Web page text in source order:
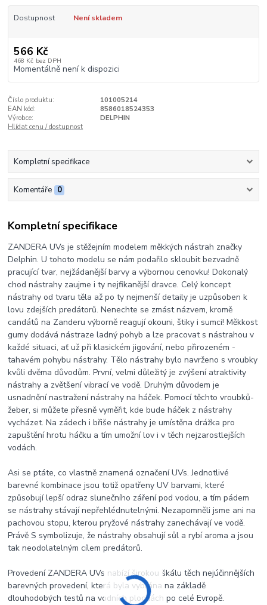
Dostupnost Není skladem
566 Kč
468 Kč bez DPH
Momentálně není k dispozici
Číslo produktu:
101005214
EAN kód:
8586018524353
Výrobce:
DELPHIN
Hlídat cenu / dostupnost
Kompletní specifikace
Komentáře 0
Kompletní specifikace
ZANDERA UVs je stěžejním modelem měkkých nástrah značky
Delphin. U tohoto modelu se nám podařilo skloubit bezvadně
pracující tvar, nejžádanější barvy a výbornou cenovku! Dokonalý
chod nástrahy zaujme i ty nejfikanější dravce. Celý koncept
nástrahy od tvaru těla až po ty nejmenší detaily je uzpůsoben k
lovu zdejších predátorů. Nenechte se zmást názvem, kromě
candátů na Zanderu výborně reagují okouni, štiky i sumci! Měkkost
gumy dodává nástraze ladný pohyb a lze pracovat s nástrahou v
každé situaci, ať už při klasickém jigování, nebo přirozeném -
tahavém pohybu nástrahy. Tělo nástrahy bylo navrženo s vroubky
kvůli dvěma důvodům. První, velmi důležitý je zvýšení atraktivity
nástrahy a zvětšení vibrací ve vodě. Druhým důvodem je
usnadnění nastražení nástrahy na háček. Pomocí těchto vroubků-
žeber, si můžete přesně vyměřit, kde bude háček z nástrahy
vycházet. Na zádech i břiše nástrahy je umístěna drážka pro
zapuštění hrotu háčku a tím umožní lov i v těch nejzarostlejších
vodách.
Asi se ptáte, co vlastně znamená označení UVs. Jednotlivé
barevné kombinace jsou totiž opatřeny UV barvami, které
způsobují lepší odraz slunečního záření pod vodou, a tím pádem
se nástrahy stávají nepřehlédnutelnými. Nezapomněli jsme ani na
pachovou stopu, kterou pryžové nástrahy zanechávají ve vodě.
Právě S symbolizuje, že nástrahy obsahují sůl a rybí aroma a jsou
tak neodolatelným cílem predátorů.
Provedení ZANDERA UVs nabízí širokou škálu těch nejúčinnějších
barevných provedení, která byla vybrána na základě
dlouhodobých testů na vodních plochách po celé Evropě.